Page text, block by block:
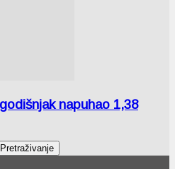
napuhao 1,38